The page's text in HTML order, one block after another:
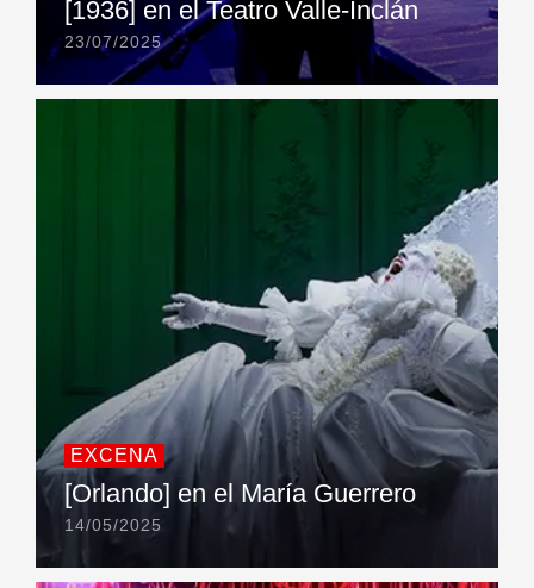
[1936] en el Teatro Valle-Inclán
23/07/2025
EXCENA
[Orlando] en el María Guerrero
14/05/2025